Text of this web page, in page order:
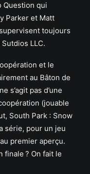
Question qui
Parker et Matt
toujours
LLC.
et le
au Bâton de
s’agit pas d’une
(jouable
South Park : Snow
série, pour un jeu
premier aperçu.
finale ? On fait le